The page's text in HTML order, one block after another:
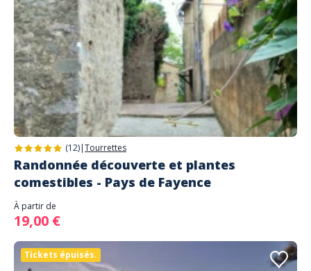
(12)|Tourrettes
Randonnée découverte et plantes
comestibles - Pays de Fayence
À partir de
19,00 €
Tickets épuisés.